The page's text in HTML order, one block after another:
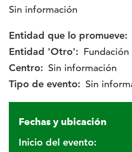
Descripción:
Sin información
Entidad que lo promueve:
Entidad 'Otro': Fundación
Centro: Sin información
Tipo de evento: Sin
Fechas y ubicación
Inicio del evento: